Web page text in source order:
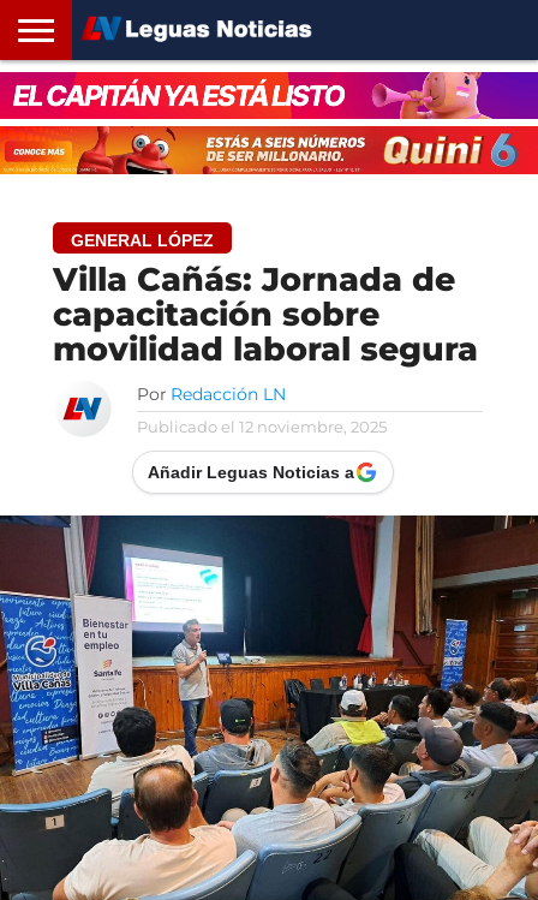
INICIO
SANTA
FE
ROSARIO24
REGIONES
ARGENTINA
OPINIÓN
CONTACTO
GENERAL LÓPEZ
Villa Cañás: Jornada de
capacitación sobre
movilidad laboral segura
Por Redacción LN
Publicado el 12 noviembre, 2025
Añadir Leguas Noticias a